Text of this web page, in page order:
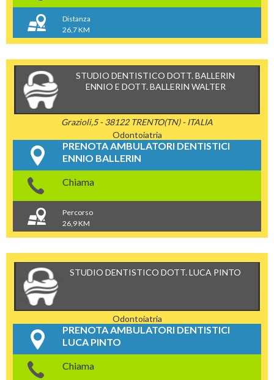
Distanza
26,7 KM
STUDIO DENTISTICO DOTT. BALLERIN
ENNIO E DOTT. BALLERIN WALTER
Grazioli,5 - 38122 TRENTO(TN) - ITALIA
Odontoiatria
PRENOTA AMBULATORI DENTISTICI
ENNIO BALLERIN
Chiama
Percorso
26,9 KM
STUDIO DENTISTICO DOTT. LUCA PINTO
Odontoiatria
PRENOTA AMBULATORI DENTISTICI
LUCA PINTO
Chiama